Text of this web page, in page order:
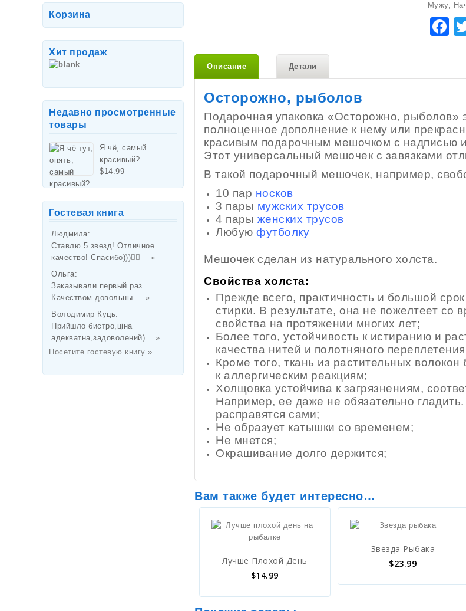
Мужу,
Описание Детали
Осторожно, рыболов
Подарочная упаковка «Осторожно, рыболов»
полноценное дополнение к нему или
красивым подарочным мешочком с надписью
Этот универсальный мешочек с завязками
В такой подарочный мешочек, например,
10 пар носков
3 пары мужских трусов
4 пары женских трусов
Любую футболку
Мешочек сделан из натурального холста.
Свойства холста:
Прежде всего, практичность и большой
стирки. В результате, она не пожелтеет
свойства на протяжении многих лет;
Более того, устойчивость к истиранию и
качества нитей и полотняного
Кроме того, ткань из растительных
к аллергическим реакциям;
Холщовка устойчива к загрязнениям,
Например, ее даже не обязательно
расправятся сами;
Не образует катышки со временем;
Не мнется;
Окрашивание долго держится;
Вам также будет интересно…
Лучше Плохой День
$14.99
Звезда Рыбака
$23.99
Корзина
Хит продаж
Недавно просмотренные
товары
Я чё, самый
красивый?
$14.99
Гостевая книга
Людмила:
Ставлю 5 звезд! Отличное
качество! Спасибо)))👌🏻
»
Ольга:
Заказывали первый раз.
Качеством довольны.
»
Володимир Куць:
Прийшло бистро,ціна
адекватна,задоволений)
»
Посетите гостевую книгу »